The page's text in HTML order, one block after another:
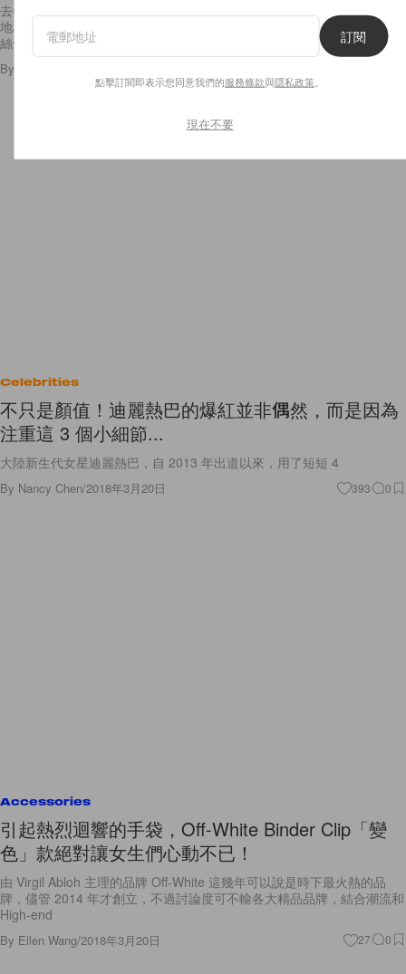
去年底驚喜宣布懷有五個月身孕的博主 Chiara Ferragni，當時可是好好
地和歌手老公 Fedez 放閃了一番，上傳了幾張照片分享他們的喜悅，粉
絲也紛紛獻上祝福，這幾個月來 Chiara
By
Celebrities
不只是顏值！迪麗熱巴的爆紅並非偶然，而是因為
注重這 3 個小細節...
大陸新生代女星迪麗熱巴，自 2013 年出道以來，用了短短 4
By Nancy Chen/2018年3月20日 393 0
Accessories
引起熱烈迴響的手袋，Off-White Binder Clip「變
色」款絕對讓女生們心動不已！
由 Virgil Abloh 主理的品牌 Off-White 這幾年可以說是時下最火熱的品
牌，儘管 2014 年才創立，不過討論度可不輸各大精品品牌，結合潮流和
High-end
By Ellen Wang/2018年3月20日 27 0
訂閱
點擊訂閱即表示您同意我們的服務條款與隱私政策
現在不要